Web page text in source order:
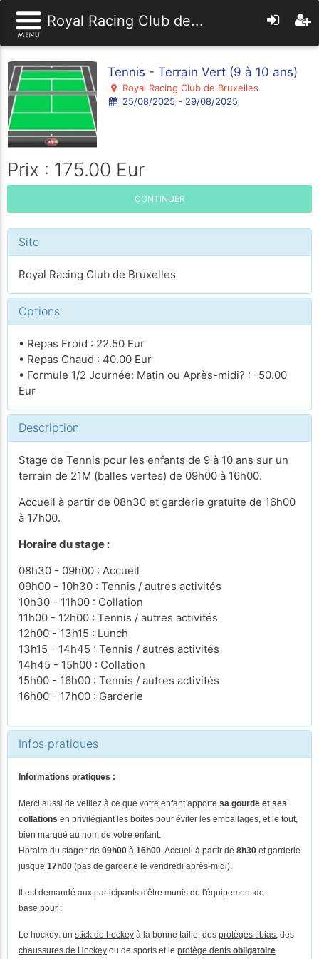
Royal Racing Club de...
Tennis - Terrain Vert (9 à 10 ans)
Royal Racing Club de Bruxelles
25/08/2025 - 29/08/2025
Prix : 175.00 Eur
CONTINUER
Site
Royal Racing Club de Bruxelles
Options
• Repas Froid : 22.50 Eur
• Repas Chaud : 40.00 Eur
• Formule 1/2 Journée: Matin ou Après-midi? : -50.00
Eur
Description
Stage de Tennis pour les enfants de 9 à 10 ans sur un
terrain de 21M (balles vertes) de 09h00 à 16h00.
Accueil à partir de 08h30 et garderie gratuite de 16h00
à 17h00.
Horaire du stage :
08h30 - 09h00 : Accueil
09h00 - 10h30 : Tennis / autres activités
10h30 - 11h00 : Collation
11h00 - 12h00 : Tennis / autres activités
12h00 - 13h15 : Lunch
13h15 - 14h45 : Tennis / autres activités
14h45 - 15h00 : Collation
15h00 - 16h00 : Tennis / autres activités
16h00 - 17h00 : Garderie
Infos pratiques
Informations pratiques :
Merci aussi de veillez à ce que votre enfant apporte sa gourde et ses
collations en privilégiant les boites pour éviter les emballages, et le tout,
bien marqué au nom de votre enfant.
Horaire du stage : de 09h00 à 16h00. Accueil à partir de 8h30 et garderie
jusque 17h00 (pas de garderie le vendredi après-midi).
Il est demandé aux participants d'être munis de l'équipement de
base pour :
Le hockey: un stick de hockey à la bonne taille, des protèges tibias, des
chaussures de Hockey ou de sports et le protège dents obligatoire.